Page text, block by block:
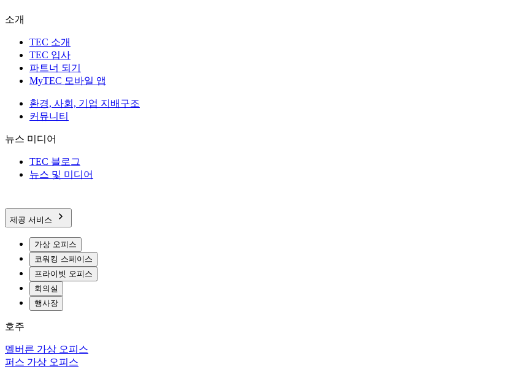
소개
TEC 소개
TEC 입사
파트너 되기
MyTEC 모바일 앱
환경, 사회, 기업 지배구조
커뮤니티
뉴스 미디어
TEC 블로그
뉴스 및 미디어
제공 서비스
가상 오피스
코워킹 스페이스
프라이빗 오피스
회의실
행사장
호주
멜버른 가상 오피스
퍼스 가상 오피스